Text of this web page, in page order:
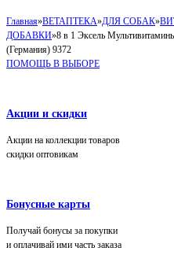
Главная»ВЕТАПТЕКА»ДЛЯ СОБАК»
ДОБАВКИ»8 в 1 Эксель
(Германия) 9372
ПОМОЩЬ В ВЫБОРЕ
Акции и скидки
Акции на коллекции товаров
скидки оптовикам
Бонусные карты
Получай бонусы за покупки
и оплачивай ими часть заказа